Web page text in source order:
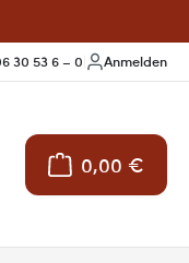
30 53 6 – 0 Anmelden
0,00 €
Warenkorb